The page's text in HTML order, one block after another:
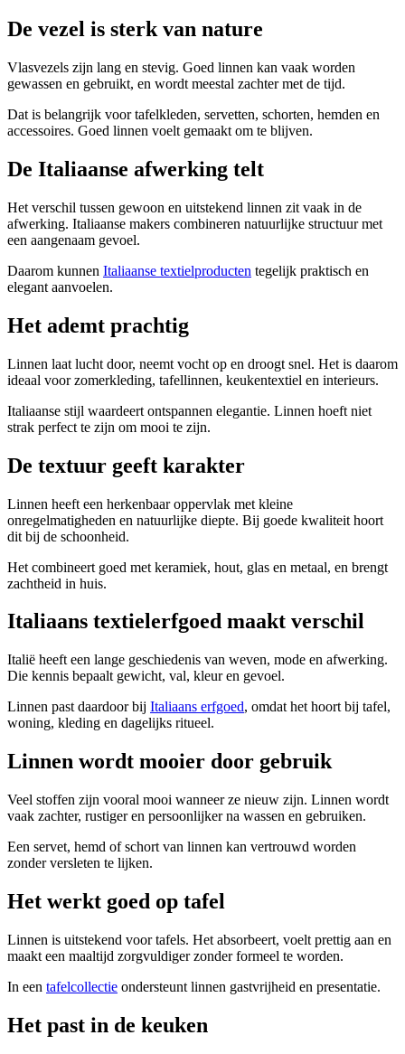
De vezel is sterk van nature
Vlasvezels zijn lang en stevig. Goed linnen kan vaak worden
gewassen en gebruikt, en wordt meestal zachter met de tijd.
Dat is belangrijk voor tafelkleden, servetten, schorten, hemden en
accessoires. Goed linnen voelt gemaakt om te blijven.
De Italiaanse afwerking telt
Het verschil tussen gewoon en uitstekend linnen zit vaak in de
afwerking. Italiaanse makers combineren natuurlijke structuur met
een aangenaam gevoel.
Daarom kunnen Italiaanse textielproducten tegelijk praktisch en
elegant aanvoelen.
Het ademt prachtig
Linnen laat lucht door, neemt vocht op en droogt snel. Het is daarom
ideaal voor zomerkleding, tafellinnen, keukentextiel en interieurs.
Italiaanse stijl waardeert ontspannen elegantie. Linnen hoeft niet
strak perfect te zijn om mooi te zijn.
De textuur geeft karakter
Linnen heeft een herkenbaar oppervlak met kleine
onregelmatigheden en natuurlijke diepte. Bij goede kwaliteit hoort
dit bij de schoonheid.
Het combineert goed met keramiek, hout, glas en metaal, en brengt
zachtheid in huis.
Italiaans textielerfgoed maakt verschil
Italië heeft een lange geschiedenis van weven, mode en afwerking.
Die kennis bepaalt gewicht, val, kleur en gevoel.
Linnen past daardoor bij Italiaans erfgoed, omdat het hoort bij tafel,
woning, kleding en dagelijks ritueel.
Linnen wordt mooier door gebruik
Veel stoffen zijn vooral mooi wanneer ze nieuw zijn. Linnen wordt
vaak zachter, rustiger en persoonlijker na wassen en gebruiken.
Een servet, hemd of schort van linnen kan vertrouwd worden
zonder versleten te lijken.
Het werkt goed op tafel
Linnen is uitstekend voor tafels. Het absorbeert, voelt prettig aan en
maakt een maaltijd zorgvuldiger zonder formeel te worden.
In een tafelcollectie ondersteunt linnen gastvrijheid en presentatie.
Het past in de keuken